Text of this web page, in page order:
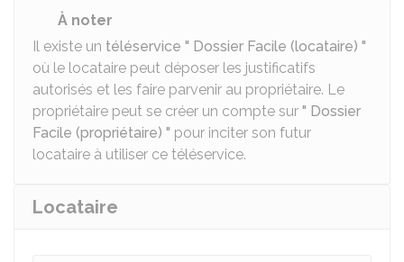
À noter
Il existe un téléservice " Dossier Facile (locataire) "
où le locataire peut déposer les justificatifs
autorisés et les faire parvenir au propriétaire. Le
propriétaire peut se créer un compte sur " Dossier
Facile (propriétaire) " pour inciter son futur
locataire à utiliser ce téléservice.
Locataire